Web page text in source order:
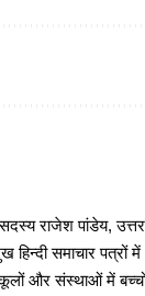
राजेश पांडेय,
समाचार पत्रों
और संस्थाओं में